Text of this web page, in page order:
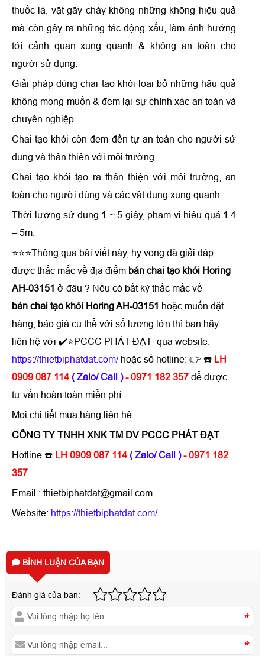
thuốc lá, vật gây cháy không những không hiệu quả
mà còn gây ra những tác động xấu, làm ảnh hưởng
tới cảnh quan xung quanh & không an toàn cho
người sử dụng.
Giải pháp dùng chai tạo khói loại bỏ những hậu quả
không mong muốn & đem lại sự chính xác an toàn và
chuyên nghiệp
Chai tạo khói còn đem đến tự an toàn cho người sử
dụng và thân thiện với môi trường.
Chai tạo khói tạo ra thân thiện với môi trường, an
toàn cho người dùng và các vật dụng xung quanh.
Thời lượng sử dụng 1 ~ 5 giây, phạm vi hiệu quả 1.4
– 5m.
⭐⭐⭐Thông qua bài viết này, hy vọng đã giải đáp
được thắc mắc về địa điểm bán chai tạo khói Horing
AH-03151 ở đâu ? Nếu có bất kỳ thắc mắc về
bán chai tạo khói Horing AH-03151 hoặc muốn đặt
hàng, báo giá cụ thể với số lượng lớn thì bạn hãy
liên hệ với ✔️⭐PCCC PHÁT ĐẠT qua website:
https://thietbiphatdat.com/ hoặc số hotline: 👉 ☎️ LH
0909 087 114 ( Zalo/ Call )- 0971 182 357 để được
tư vấn hoàn toàn miễn phí
Mọi chi tiết mua hàng liên hệ :
CÔNG TY TNHH XNK TM DV PCCC PHÁT ĐẠT
Hotline ☎️ LH 0909 087 114 ( Zalo/ Call )- 0971 182
357
Email : thietbiphatdat@gmail.com
Website: https://thietbiphatdat.com/
BÌNH LUẬN CỦA BẠN
Đánh giá của bạn:
*
*